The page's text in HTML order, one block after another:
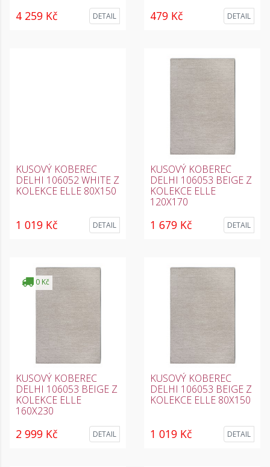
4 259 Kč DETAIL 479 Kč DETAIL
KUSOVÝ KOBEREC
DELHI 106052 WHITE Z
KOLEKCE ELLE 80X150
1 019 Kč DETAIL
KUSOVÝ KOBEREC
DELHI 106053 BEIGE Z
KOLEKCE ELLE
120X170
1 679 Kč DETAIL
0 Kč
KUSOVÝ KOBEREC
DELHI 106053 BEIGE Z
KOLEKCE ELLE
160X230
2 999 Kč DETAIL
KUSOVÝ KOBEREC
DELHI 106053 BEIGE Z
KOLEKCE ELLE 80X150
1 019 Kč DETAIL